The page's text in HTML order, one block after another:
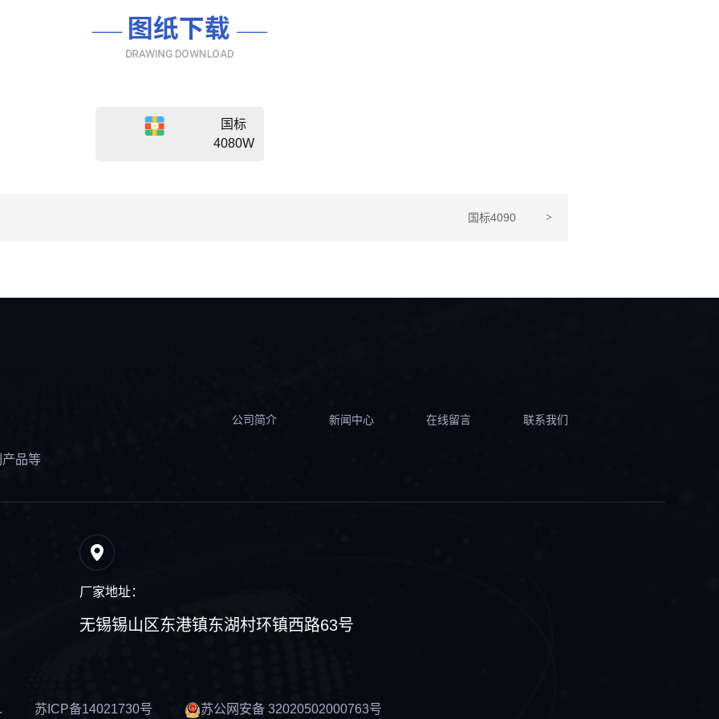
国标
4080W
国标4090 >
品等
公司简介 新闻中心 在线留言 联系我们
厂家地址：
无锡锡山区东港镇东湖村环镇西路63号
苏ICP备14021730号 苏公网安备 32020502000763号